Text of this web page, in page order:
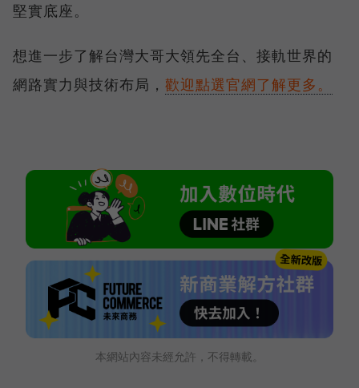
堅實底座。
想進一步了解台灣大哥大領先全台、接軌世界的
網路實力與技術布局， 歡迎點選官網了解更多。
本網站內容未經允許，不得轉載。